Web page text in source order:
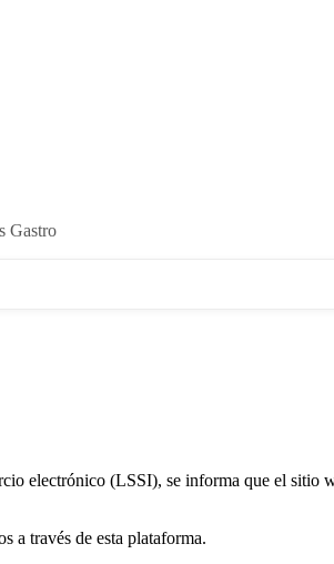
Gastro
electrónico (LSSI), se informa que el sitio
a través de esta plataforma.